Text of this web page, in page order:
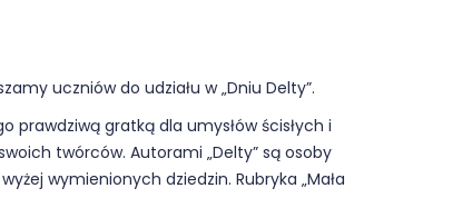
uczniów do udziału w „Dniu Delty”.
prawdziwą gratką dla umysłów ścisłych i
twórców. Autorami „Delty” są osoby
wymienionych dziedzin. Rubryka „Mała